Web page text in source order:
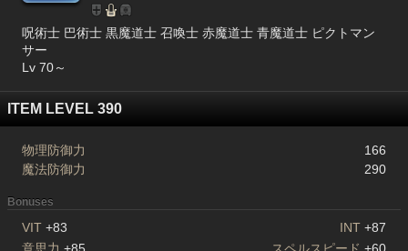
呪術士 巴術士 黒魔道士 召喚士 赤魔道士 青魔道士 ピクトマン
サー
Lv 70～
ITEM LEVEL 390
物理防御力
166
魔法防御力
290
Bonuses
VIT +83 INT +87